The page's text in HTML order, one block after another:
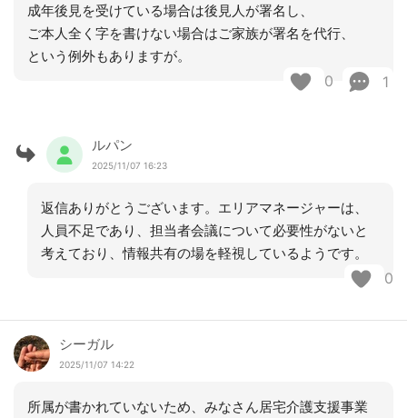
成年後見を受けている場合は後見人が署名し、
ご本人全く字を書けない場合はご家族が署名を代行、
という例外もありますが。
0 1
ルパン
2025/11/07 16:23
返信ありがとうございます。エリアマネージャーは、
人員不足であり、担当者会議について必要性がないと
考えており、情報共有の場を軽視しているようです。
0
シーガル
2025/11/07 14:22
所属が書かれていないため、みなさん居宅介護支援事業